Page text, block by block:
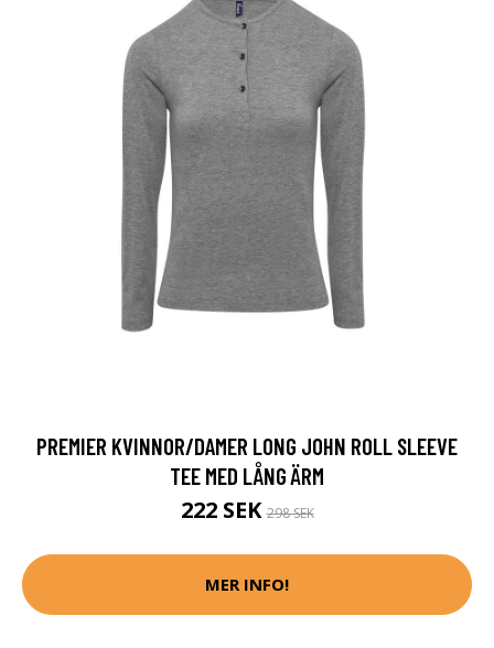
PREMIER KVINNOR/DAMER LONG JOHN ROLL SLEEVE
TEE MED LÅNG ÄRM
222 SEK298 SEK
MER INFO!